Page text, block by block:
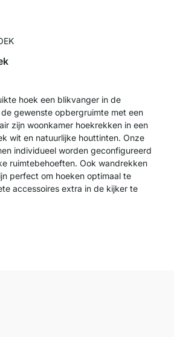
hoek een blikvanger in de
gewenste opbergruimte met een
zijn woonkamer hoekrekken in een
wit en natuurlijke houttinten. Onze
individueel worden geconfigureerd
ruimtebehoeften. Ook wandrekken
perfect om hoeken optimaal te
accessoires extra in de kijker te